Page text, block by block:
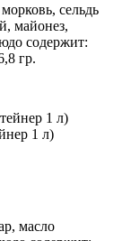
сельдь
майонез,
содержит:
гр.
1 л)
масло